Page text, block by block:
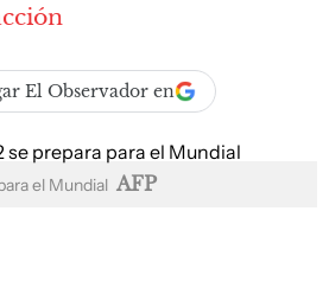
El Observador en
el Mundial AFP